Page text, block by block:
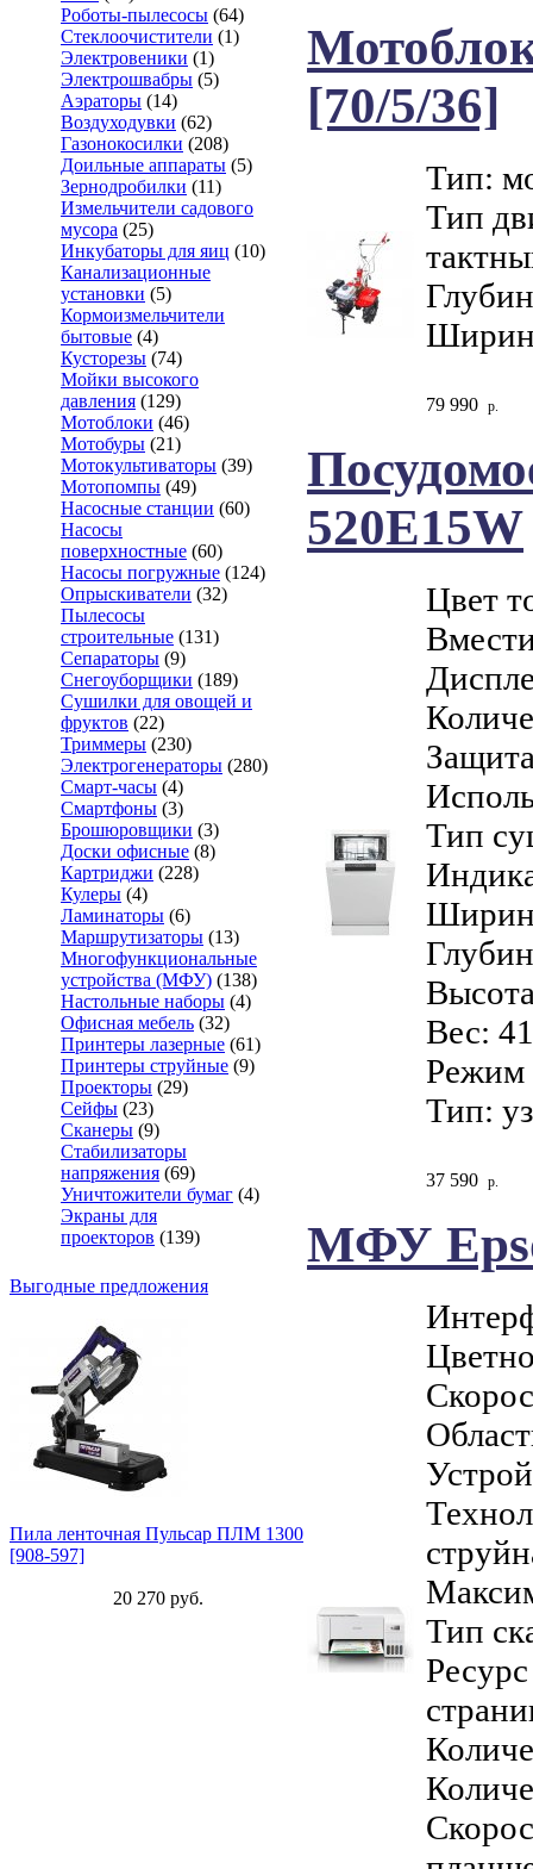
Роботы-пылесосы (64)
Стеклоочистители (1)
Электровеники (1)
Электрошвабры (5)
Аэраторы (14)
Воздуходувки (62)
Газонокосилки (208)
Доильные аппараты (5)
Зернодробилки (11)
Измельчители садового
мусора (25)
Инкубаторы для яиц (10)
Канализационные
установки (5)
Кормоизмельчители
бытовые (4)
Кусторезы (74)
Мойки высокого
давления (129)
Мотоблоки (46)
Мотобуры (21)
Мотокультиваторы (39)
Мотопомпы (49)
Насосные станции (60)
Насосы
поверхностные (60)
Насосы погружные (124)
Опрыскиватели (32)
Пылесосы
строительные (131)
Сепараторы (9)
Снегоуборщики (189)
Сушилки для овощей и
фруктов (22)
Триммеры (230)
Электрогенераторы (280)
Смарт-часы (4)
Смартфоны (3)
Брошюровщики (3)
Доски офисные (8)
Картриджи (228)
Кулеры (4)
Ламинаторы (6)
Маршрутизаторы (13)
Многофункциональные
устройства (МФУ) (138)
Настольные наборы (4)
Офисная мебель (32)
Принтеры лазерные (61)
Принтеры струйные (9)
Проекторы (29)
Сейфы (23)
Сканеры (9)
Стабилизаторы
напряжения (69)
Уничтожители бумаг (4)
Экраны для
проекторов (139)
Выгодные предложения
Пила ленточная Пульсар ПЛМ 1300
[908-597]
20 270 руб.
[70/5/36]
Тип:
Тип
79 990 р.
520E15W
Цвет
Тип
Вес:
Режим
Тип:
37 590 р.
МФУ
Тип